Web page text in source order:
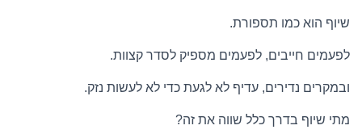
שיוף הוא כמו תספורת.
לפעמים חייבים, לפעמים מספיק לסדר קצוות.
ובמקרים נדירים, עדיף לא לגעת כדי לא לעשות נזק.
מתי שיוף בדרך כלל שווה את זה?